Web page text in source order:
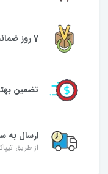
7 روز ضمانت بازگشت
تضمین
ارسال به
از طریق